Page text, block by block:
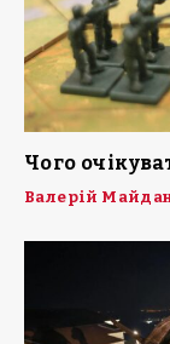
Чого
Валерій